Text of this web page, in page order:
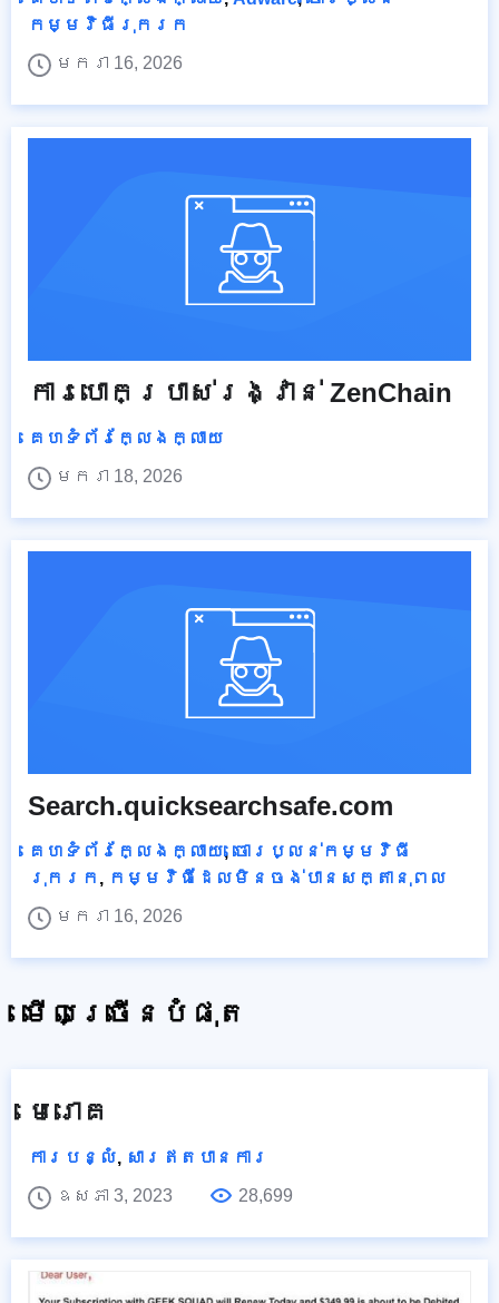
កម្មវិធីរុករក
មករា 16, 2026
ការបោកប្រាស់រង្វាន់ ZenChain
គេហទំព័រក្លែងក្លាយ
មករា 18, 2026
Search.quicksearchsafe.com
គេហទំព័រក្លែងក្លាយ, ចោរប្លន់កម្មវិធី
រុករក , កម្មវិធីដែលមិនចង់បានសក្តានុពល
មករា 16, 2026
មើលច្រើនបំផុត
មេរោគ
ការបន្លំ, សារឥតបានការ
ឧសភា 3, 2023
28,699